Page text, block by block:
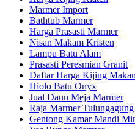
Marmer Import
Bathtub Marmer
Harga Prasasti Marmer
Nisan Makam Kristen
Lampu Batu Alam
Prasasti Peresmian Granit
Daftar Harga Kijing
Hiolo Batu Onyx
Jual Daun Meja Marmer
Raja Marmer Tulungagung
Gentong Kamar Mandi